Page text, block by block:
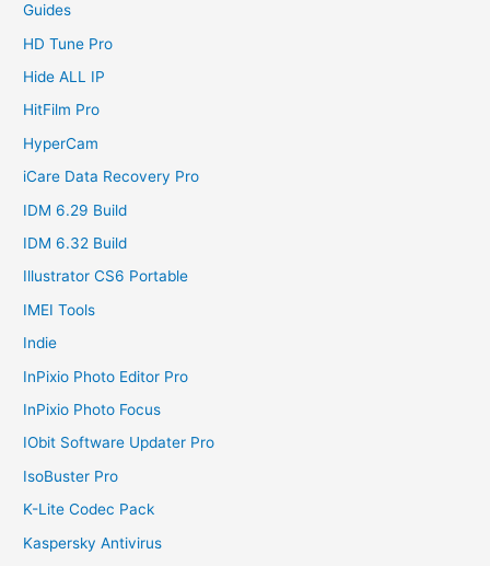
Guides
HD Tune Pro
Hide ALL IP
HitFilm Pro
HyperCam
iCare Data Recovery Pro
IDM 6.29 Build
IDM 6.32 Build
Illustrator CS6 Portable
IMEI Tools
Indie
InPixio Photo Editor Pro
InPixio Photo Focus
IObit Software Updater Pro
IsoBuster Pro
K-Lite Codec Pack
Kaspersky Antivirus